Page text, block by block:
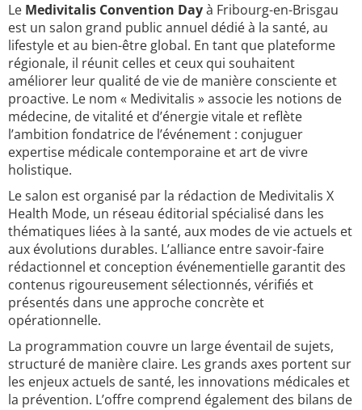
Le Medivitalis Convention Dayà Fribourg-en-Brisgau
est un salon grand public annuel dédié à la santé, au
lifestyle et au bien-être global. En tant que plateforme
régionale, il réunit celles et ceux qui souhaitent
améliorer leur qualité de vie de manière consciente et
proactive. Le nom « Medivitalis » associe les notions de
médecine, de vitalité et d’énergie vitale et reflète
l’ambition fondatrice de l’événement : conjuguer
expertise médicale contemporaine et art de vivre
holistique.
Le salon est organisé par la rédaction de Medivitalis X
Health Mode, un réseau éditorial spécialisé dans les
thématiques liées à la santé, aux modes de vie actuels et
aux évolutions durables. L’alliance entre savoir-faire
rédactionnel et conception événementielle garantit des
contenus rigoureusement sélectionnés, vérifiés et
présentés dans une approche concrète et
opérationnelle.
La programmation couvre un large éventail de sujets,
structuré de manière claire. Les grands axes portent sur
les enjeux actuels de santé, les innovations médicales et
la prévention. L’offre comprend également des bilans de